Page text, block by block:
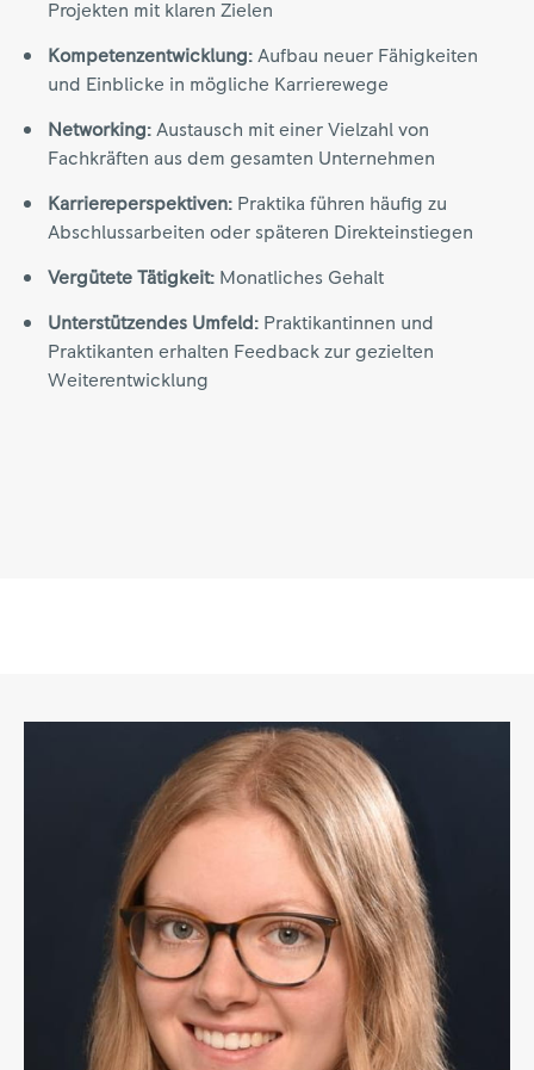
Projekten mit klaren Zielen
Kompetenzentwicklung: Aufbau neuer Fähigkeiten
und Einblicke in mögliche Karrierewege
Networking: Austausch mit einer Vielzahl von
Fachkräften aus dem gesamten Unternehmen
Karriereperspektiven: Praktika führen häufig zu
Abschlussarbeiten oder späteren Direkteinstiegen
Vergütete Tätigkeit: Monatliches Gehalt
Unterstützendes Umfeld: Praktikantinnen und
Praktikanten erhalten Feedback zur gezielten
Weiterentwicklung